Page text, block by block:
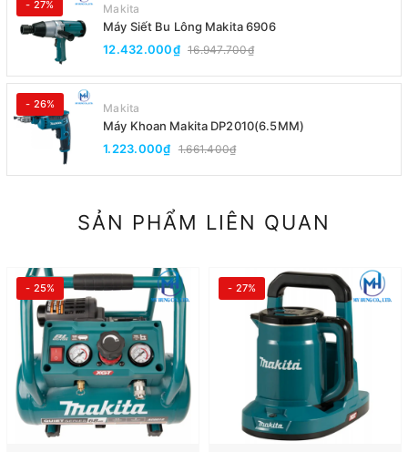
- 27% Makita
Máy Siết Bu Lông Makita 6906
12.432.000₫ 16.947.700₫
- 26% Makita
Máy Khoan Makita DP2010(6.5MM)
1.223.000₫ 1.661.400₫
SẢN PHẨM LIÊN QUAN
- 25% - 27%